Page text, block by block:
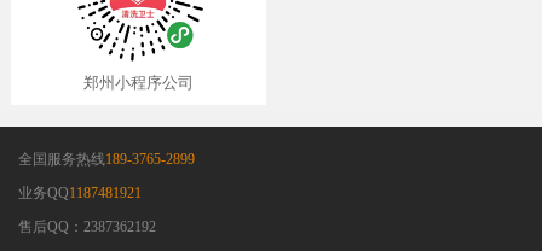
郑州小程序公司
全国服务热线189-3765-2899
业务QQ1187481921
售后QQ：2387362192